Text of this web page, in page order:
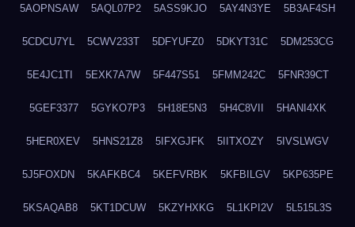
5AOPNSAW 5AQL07P2 5ASS9KJO 5AY4N3YE 5B3AF4SH
5CDCU7YL 5CWV233T 5DFYUFZ0 5DKYT31C 5DM253CG
5E4JC1TI 5EXK7A7W 5F447S51 5FMM242C 5FNR39CT
5GEF3377 5GYKO7P3 5H18E5N3 5H4C8VII 5HANI4XK
5HER0XEV 5HNS21Z8 5IFXGJFK 5IITXOZY 5IVSLWGV
5J5FOXDN 5KAFKBC4 5KEFVRBK 5KFBILGV 5KP635PE
5KSAQAB8 5KT1DCUW 5KZYHXKG 5L1KPI2V 5L515L3S